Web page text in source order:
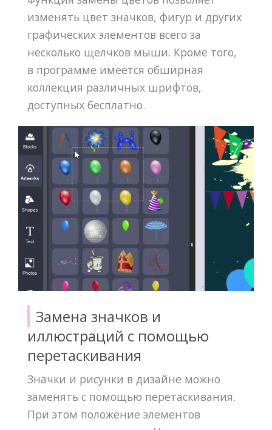
изменять цвет значков, фигур и других
графических элементов всего за
несколько щелчков мыши. Кроме того,
в программе имеется обширная
коллекция различных шрифтов,
доступных бесплатно.
Замена значков и
иллюстраций с помощью
перетаскивания
Значки и рисунки в дизайне можно
заменять с помощью перетаскивания.
При этом положение элементов